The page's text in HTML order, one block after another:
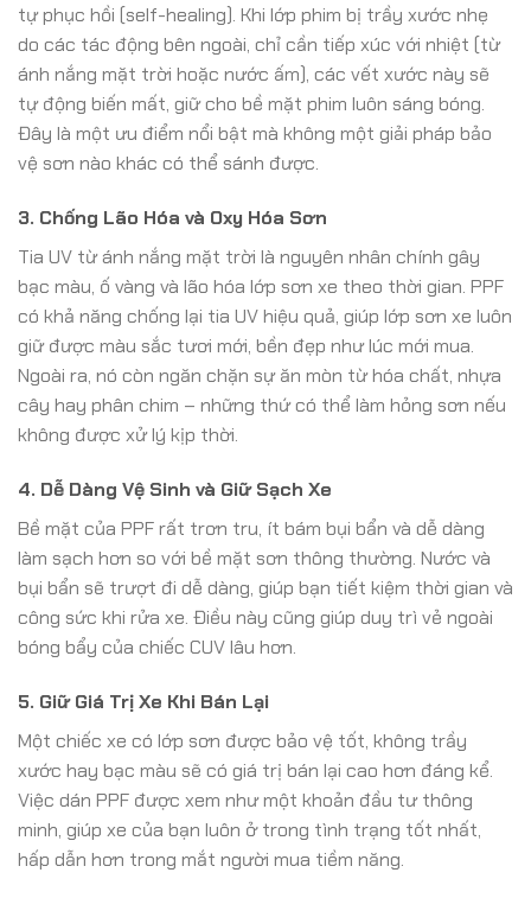
tự phục hồi (self-healing). Khi lớp phim bị trầy xước nhẹ
do các tác động bên ngoài, chỉ cần tiếp xúc với nhiệt (từ
ánh nắng mặt trời hoặc nước ấm), các vết xước này sẽ
tự động biến mất, giữ cho bề mặt phim luôn sáng bóng.
Đây là một ưu điểm nổi bật mà không một giải pháp bảo
vệ sơn nào khác có thể sánh được.
3. Chống Lão Hóa và Oxy Hóa Sơn
Tia UV từ ánh nắng mặt trời là nguyên nhân chính gây
bạc màu, ố vàng và lão hóa lớp sơn xe theo thời gian. PPF
có khả năng chống lại tia UV hiệu quả, giúp lớp sơn xe luôn
giữ được màu sắc tươi mới, bền đẹp như lúc mới mua.
Ngoài ra, nó còn ngăn chặn sự ăn mòn từ hóa chất, nhựa
cây hay phân chim – những thứ có thể làm hỏng sơn nếu
không được xử lý kịp thời.
4. Dễ Dàng Vệ Sinh và Giữ Sạch Xe
Bề mặt của PPF rất trơn tru, ít bám bụi bẩn và dễ dàng
làm sạch hơn so với bề mặt sơn thông thường. Nước và
bụi bẩn sẽ trượt đi dễ dàng, giúp bạn tiết kiệm thời gian và
công sức khi rửa xe. Điều này cũng giúp duy trì vẻ ngoài
bóng bẩy của chiếc CUV lâu hơn.
5. Giữ Giá Trị Xe Khi Bán Lại
Một chiếc xe có lớp sơn được bảo vệ tốt, không trầy
xước hay bạc màu sẽ có giá trị bán lại cao hơn đáng kể.
Việc dán PPF được xem như một khoản đầu tư thông
minh, giúp xe của bạn luôn ở trong tình trạng tốt nhất,
hấp dẫn hơn trong mắt người mua tiềm năng.